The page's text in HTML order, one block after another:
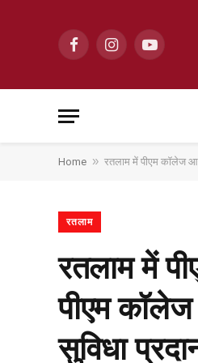
FacebookInstagramYouTube
Home » रतलाम में पीएम कॉलेज
रतलाम
रतलाम में
पीएम
सुविधा